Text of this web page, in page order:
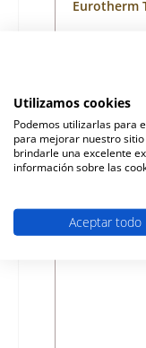
Eurotherm
Utilizamos cookies
Podemos utilizarlas para
para mejorar nuestro
brindarle una excelente
información sobre las
Aceptar todo